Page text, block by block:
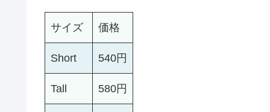
サイズ 価格
Short 540円
Tall 580円